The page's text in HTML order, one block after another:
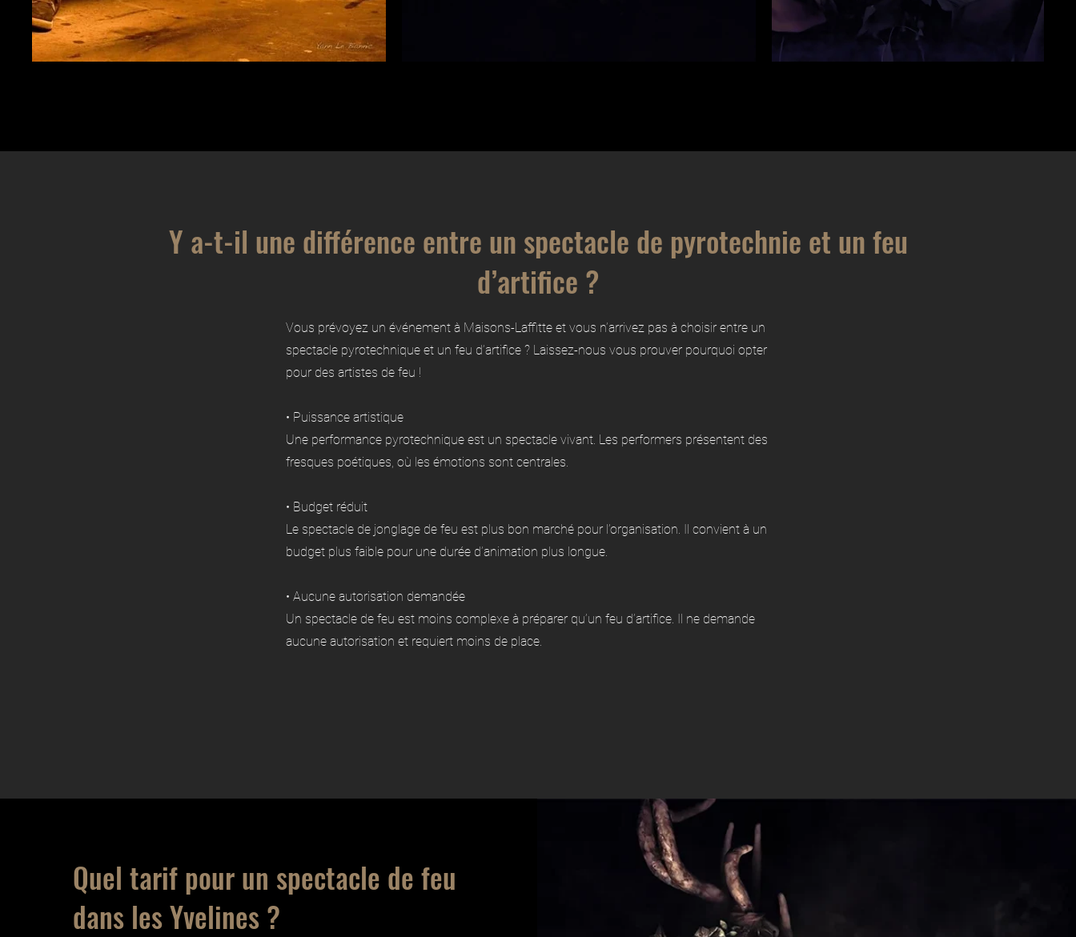
Y a-t-il une différence entre un spectacle de pyrotechnie et un feu
d’artifice ?
Vous prévoyez un événement à Maisons-Laffitte et vous n’arrivez pas à choisir entre un
spectacle pyrotechnique et un feu d’artifice ? Laissez-nous vous prouver pourquoi opter
pour des artistes de feu !
• Puissance artistique
Une performance pyrotechnique est un spectacle vivant. Les performers présentent des
fresques poétiques, où les émotions sont centrales.
• Budget réduit
Le spectacle de jonglage de feu est plus bon marché pour l’organisation. Il convient à un
budget plus faible pour une durée d’animation plus longue.
• Aucune autorisation demandée
Un spectacle de feu est moins complexe à préparer qu’un feu d’artifice. Il ne demande
aucune autorisation et requiert moins de place.
Quel tarif pour un spectacle de feu
dans les Yvelines ?